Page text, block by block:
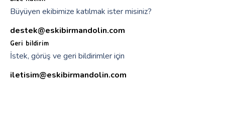
Büyüyen ekibimize katılmak ister misiniz?
destek@eskibirmandolin.com
Geri bildirim
İstek, görüş ve geri bildirimler için
iletisim@eskibirmandolin.com